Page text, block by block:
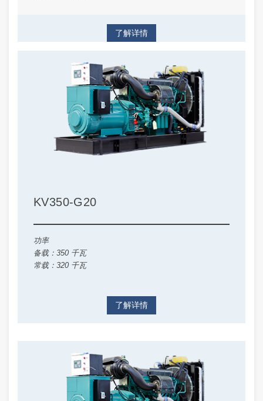
了解详情
KV350-G20
功率
备载：350 千瓦
常载：320 千瓦
了解详情